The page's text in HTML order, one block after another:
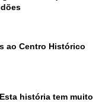
ao Centro Histórico
história tem muito